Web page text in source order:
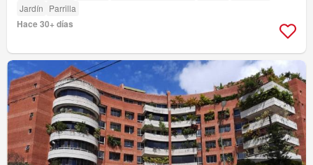
Jardín Parrilla
Hace 30+ días